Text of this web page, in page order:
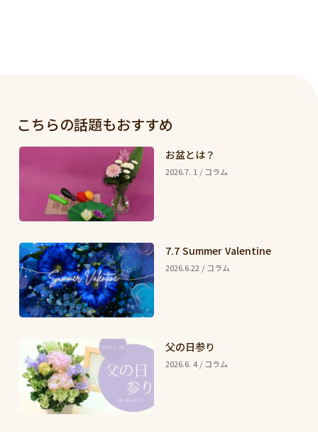
こちらの話題もおすすめ
お盆とは？
2026.7. 1 / コラム
7.7 Summer Valentine
2026.6.22 / コラム
父の日参り
2026.6. 4 / コラム